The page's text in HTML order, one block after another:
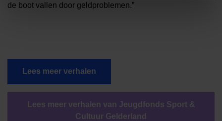
de boot vallen door geldproblemen.”
Lees meer verhalen
Lees meer verhalen van Jeugdfonds Sport &
Cultuur Gelderland